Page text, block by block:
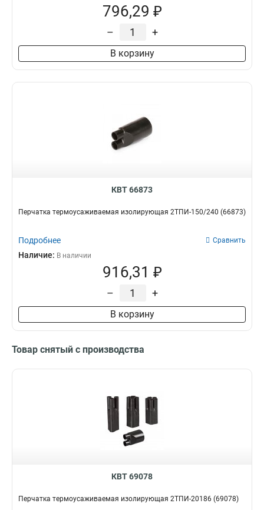
796,29 ₽
– +
В корзину
КВТ 66873
Перчатка термоусаживаемая изолирующая 2ТПИ-150/240 (66873)
Подробнее Сравнить
Наличие: В наличии
916,31 ₽
– +
В корзину
Товар снятый с производства
КВТ 69078
Перчатка термоусаживаемая изолирующая 2ТПИ-20186 (69078)